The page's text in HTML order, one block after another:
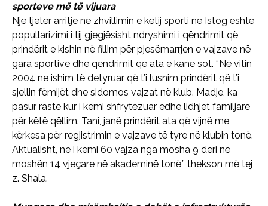
sporteve më të vijuara
Një tjetër arritje në zhvillimin e këtij sporti në Istog është
popullarizimi i tij gjegjësisht ndryshimi i qëndrimit që
prindërit e kishin në fillim për pjesëmarrjen e vajzave në
gara sportive dhe qëndrimit që ata e kanë sot. “Në vitin
2004 ne ishim të detyruar që t’i lusnim prindërit që t’i
sjellin fëmijët dhe sidomos vajzat në klub. Madje, ka
pasur raste kur i kemi shfrytëzuar edhe lidhjet familjare
për këtë qëllim. Tani, janë prindërit ata që vijnë me
kërkesa për regjistrimin e vajzave të tyre në klubin tonë.
Aktualisht, ne i kemi 60 vajza nga mosha 9 deri në
moshën 14 vjeçare në akademinë tonë,” thekson më tej
z. Shala.